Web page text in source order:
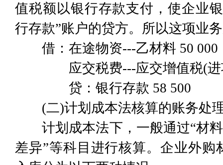
值税额以银行存款支付，使企业
行存款”账户的贷方。所以这项业
借：在途物资---乙材料 50 000
应交税费---应交增值税(进
贷：银行存款 58 500
(二)计划成本法核算的账务处
计划成本法下，一般通过“材料
差异”等科目进行核算。企业外购